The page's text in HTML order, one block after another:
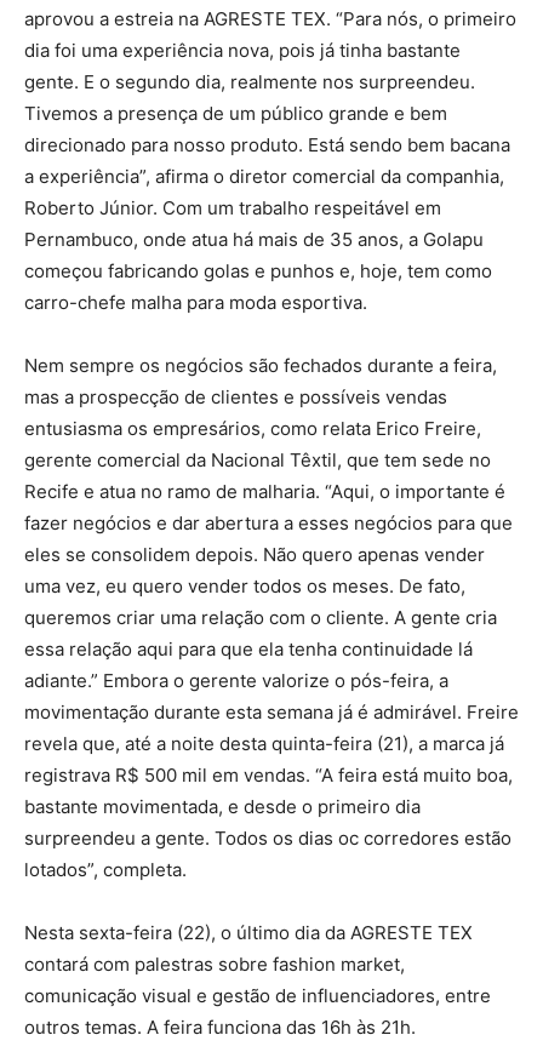
aprovou a estreia na AGRESTE TEX. “Para nós, o primeiro
dia foi uma experiência nova, pois já tinha bastante
gente. E o segundo dia, realmente nos surpreendeu.
Tivemos a presença de um público grande e bem
direcionado para nosso produto. Está sendo bem bacana
a experiência”, afirma o diretor comercial da companhia,
Roberto Júnior. Com um trabalho respeitável em
Pernambuco, onde atua há mais de 35 anos, a Golapu
começou fabricando golas e punhos e, hoje, tem como
carro-chefe malha para moda esportiva.
Nem sempre os negócios são fechados durante a feira,
mas a prospecção de clientes e possíveis vendas
entusiasma os empresários, como relata Erico Freire,
gerente comercial da Nacional Têxtil, que tem sede no
Recife e atua no ramo de malharia. “Aqui, o importante é
fazer negócios e dar abertura a esses negócios para que
eles se consolidem depois. Não quero apenas vender
uma vez, eu quero vender todos os meses. De fato,
queremos criar uma relação com o cliente. A gente cria
essa relação aqui para que ela tenha continuidade lá
adiante.” Embora o gerente valorize o pós-feira, a
movimentação durante esta semana já é admirável. Freire
revela que, até a noite desta quinta-feira (21), a marca já
registrava R$ 500 mil em vendas. “A feira está muito boa,
bastante movimentada, e desde o primeiro dia
surpreendeu a gente. Todos os dias oc corredores estão
lotados”, completa.
Nesta sexta-feira (22), o último dia da AGRESTE TEX
contará com palestras sobre fashion market,
comunicação visual e gestão de influenciadores, entre
outros temas. A feira funciona das 16h às 21h.